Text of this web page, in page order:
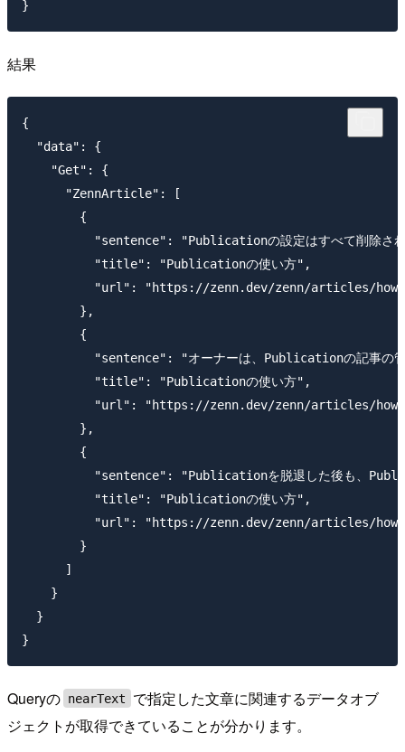
結果
{
  "data": {
    "Get": {
      "ZennArticle": [
        {
"sentence": "Publicationの設定はすべて削除され
          "title": "Publicationの使い方",
"url": "https://zenn.dev/zenn/articles/
        },
        {
"sentence": "オーナーは、Publicationの記事の管
          "title": "Publicationの使い方",
"url": "https://zenn.dev/zenn/articles/
        },
        {
"sentence": "Publicationを脱退した後も、
          "title": "Publicationの使い方",
"url": "https://zenn.dev/zenn/articles/
        }
      ]
    }
  }
Queryの nearText
で指定した文章に関連するデータオブ
ジェクトが取得できていることが分かります。